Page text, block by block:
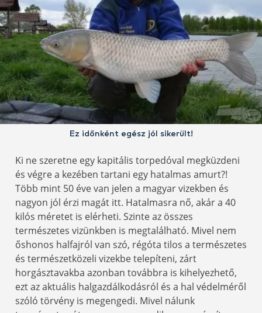
Ez időnként egész jól sikerült!
Ki ne szeretne egy kapitális torpedóval megküzdeni
és végre a kezében tartani egy hatalmas amurt?!
Több mint 50 éve van jelen a magyar vizekben és
nagyon jól érzi magát itt. Hatalmasra nő, akár a 40
kilós méretet is elérheti. Szinte az összes
természetes vizünkben is megtalálható. Mivel nem
őshonos halfajról van szó, régóta tilos a természetes
és természetközeli vizekbe telepíteni, zárt
horgásztavakba azonban továbbra is kihelyezhető,
ezt az aktuális halgazdálkodásról és a hal védelméről
szóló törvény is megengedi. Mivel nálunk